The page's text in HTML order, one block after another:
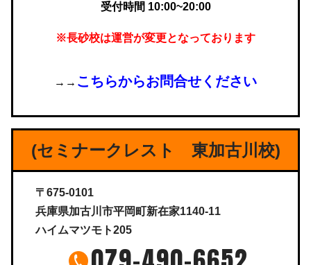
受付時間 10:00~20:00
※長砂校は運営が変更となっております
→→ こちらからお問合せください
(セミナークレスト 東加古川校)
〒675-0101
兵庫県加古川市平岡町新在家1140-11
ハイムマツモト205